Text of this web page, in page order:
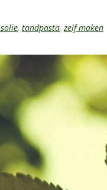
, tandpasta,zelf maken